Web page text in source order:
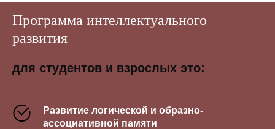
Программа интеллектуального
развития
для студентов и взрослых это:
Развитие логической и образно-
ассоциативной памяти